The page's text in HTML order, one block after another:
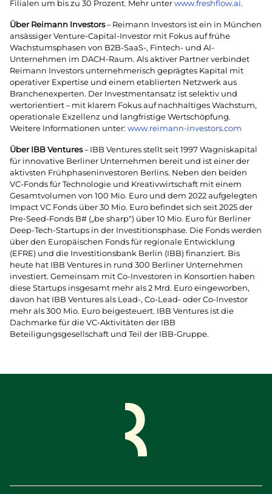
Filialen um bis zu 30 Prozent. Mehr unterwww.freshflow.ai.
Über Reimann Investors– Reimann Investors ist ein in München
ansässiger Venture-Capital-Investor mit Fokus auf frühe
Wachstumsphasen von B2B-SaaS-, Fintech- und AI-
Unternehmen im DACH-Raum. Als aktiver Partner verbindet
Reimann Investors unternehmerisch geprägtes Kapital mit
operativer Expertise und einem etablierten Netzwerk aus
Branchenexperten. Der Investmentansatz ist selektiv und
wertorientiert – mit klarem Fokus auf nachhaltiges Wachstum,
operationale Exzellenz und langfristige Wertschöpfung.
Weitere Informationen unter: www.reimann-investors.com
Über IBB Ventures– IBB Ventures stellt seit 1997 Wagniskapital
für innovative Berliner Unternehmen bereit und ist einer der
aktivsten Frühphaseninvestoren Berlins. Neben den beiden
VC-Fonds für Technologie und Kreativwirtschaft mit einem
Gesamtvolumen von 100 Mio. Euro und dem 2022 aufgelegten
Impact VC Fonds über 30 Mio. Euro befindet sich seit 2025 der
Pre-Seed-Fonds B# („be sharp") über 10 Mio. Euro für Berliner
Deep-Tech-Startups in der Investitionsphase. Die Fonds werden
über den Europäischen Fonds für regionale Entwicklung
(EFRE) und die Investitionsbank Berlin (IBB) finanziert. Bis
heute hat IBB Ventures in rund 300 Berliner Unternehmen
investiert. Gemeinsam mit Co-Investoren in Konsortien haben
diese Startups insgesamt mehr als 2 Mrd. Euro eingeworben,
davon hat IBB Ventures als Lead-, Co-Lead- oder Co-Investor
mehr als 300 Mio. Euro beigesteuert. IBB Ventures ist die
Dachmarke für die VC-Aktivitäten der IBB
Beteiligungsgesellschaft und Teil der IBB-Gruppe.